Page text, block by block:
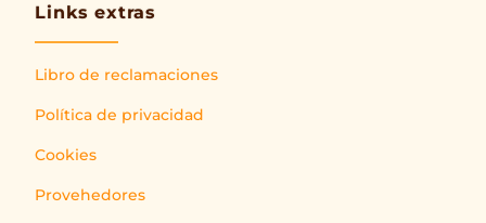
Links extras
Libro de reclamaciones
Política de privacidad
Cookies
Provehedores